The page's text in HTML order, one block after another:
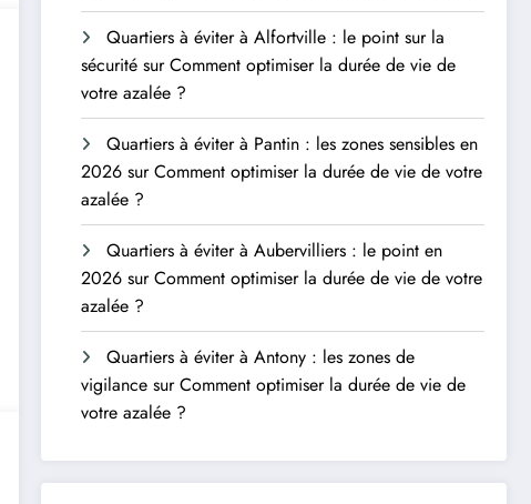
Quartiers à éviter à Alfortville : le point sur la
sécurité surComment optimiser la durée de vie de
votre azalée ?
Quartiers à éviter à Pantin : les zones sensibles en
2026 surComment optimiser la durée de vie de votre
azalée ?
Quartiers à éviter à Aubervilliers : le point en
2026 surComment optimiser la durée de vie de votre
azalée ?
Quartiers à éviter à Antony : les zones de
vigilance surComment optimiser la durée de vie de
votre azalée ?